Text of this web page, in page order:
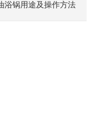
浴锅用途及操作方法